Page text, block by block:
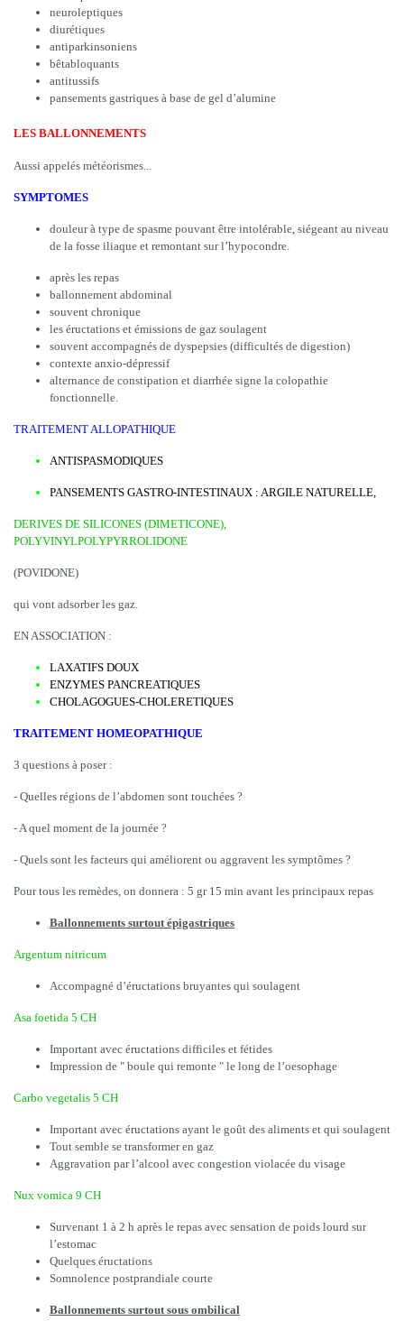
neuroleptiques
diurétiques
antiparkinsoniens
bêtabloquants
antitussifs
pansements gastriques à base de gel d’alumine
LES BALLONNEMENTS
Aussi appelés météorismes...
SYMPTOMES
douleur à type de spasme pouvant être intolérable, siégeant au niveau
de la fosse iliaque et remontant sur l’hypocondre.
après les repas
ballonnement abdominal
souvent chronique
les éructations et émissions de gaz soulagent
souvent accompagnés de dyspepsies (difficultés de digestion)
contexte anxio-dépressif
alternance de constipation et diarrhée signe la colopathie
fonctionnelle.
TRAITEMENT ALLOPATHIQUE
ANTISPASMODIQUES
PANSEMENTS GASTRO-INTESTINAUX : ARGILE NATURELLE,
DERIVES DE SILICONES (DIMETICONE),
POLYVINYLPOLYPYRROLIDONE
(POVIDONE)
qui vont adsorber les gaz.
EN ASSOCIATION :
LAXATIFS DOUX
ENZYMES PANCREATIQUES
CHOLAGOGUES-CHOLERETIQUES
TRAITEMENT HOMEOPATHIQUE
3 questions à poser :
- Quelles régions de l’abdomen sont touchées ?
- A quel moment de la journée ?
- Quels sont les facteurs qui améliorent ou aggravent les symptômes ?
Pour tous les remèdes, on donnera : 5 gr 15 min avant les principaux repas
Ballonnements surtout épigastriques
Argentum nitricum
Accompagné d’éructations bruyantes qui soulagent
Asa foetida 5 CH
Important avec éructations difficiles et fétides
Impression de " boule qui remonte " le long de l’oesophage
Carbo vegetalis 5 CH
Important avec éructations ayant le goût des aliments et qui soulagent
Tout semble se transformer en gaz
Aggravation par l’alcool avec congestion violacée du visage
Nux vomica 9 CH
Survenant 1 à 2 h après le repas avec sensation de poids lourd sur
l’estomac
Quelques éructations
Somnolence postprandiale courte
Ballonnements surtout sous ombilical